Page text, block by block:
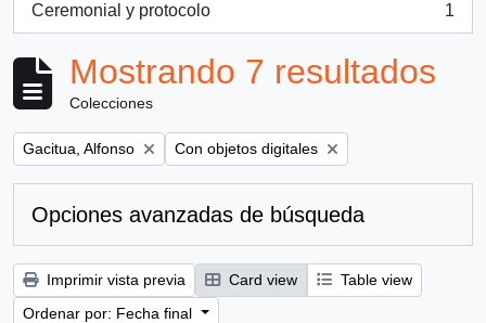
Ceremonial y protocolo
, 1 resultados
1
Mostrando 7 resultados
Colecciones
Remove filter:
Gacitua, Alfonso Remove filter:
Con objetos digitales
Opciones avanzadas de búsqueda
Imprimir vista previa Card view
Table view
Ordenar por: Fecha final